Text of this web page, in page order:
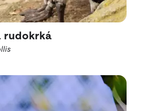
rudokrká